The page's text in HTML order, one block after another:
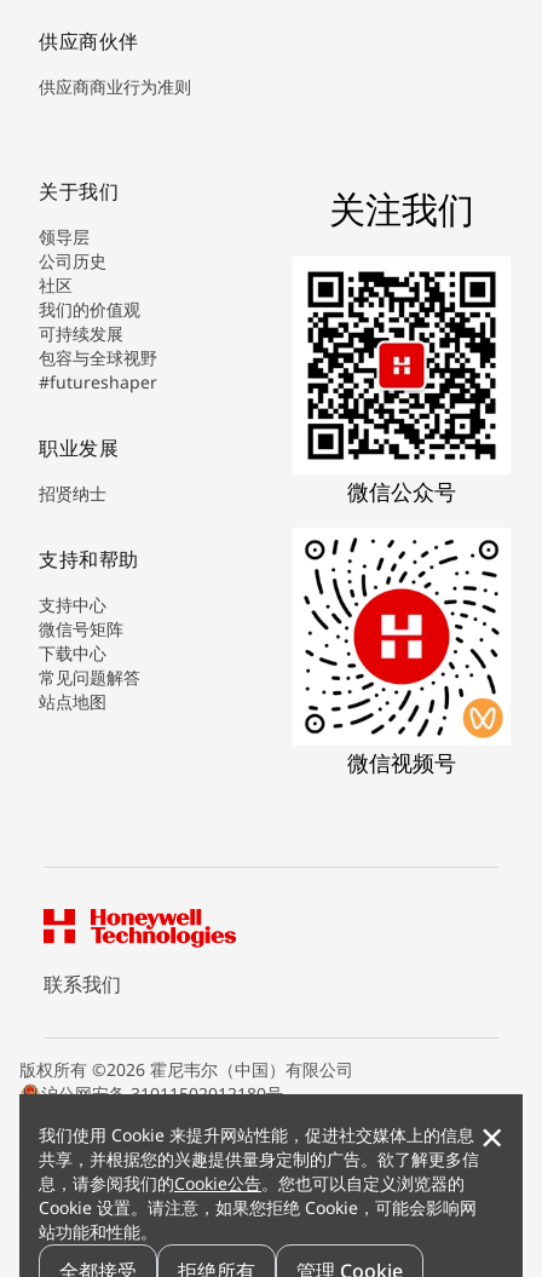
我们使用 Cookie 来提升网站性能，促进社交媒体上的信息
共享，并根据您的兴趣提供量身定制的广告。欲了解更多信
息，请参阅我们的Cookie公告。您也可以自定义浏览器的
Cookie 设置。请注意，如果您拒绝 Cookie，可能会影响网
站功能和性能。
全都接受 拒绝所有 管理 Cookie
×
供应商伙伴
供应商商业行为准则
关于我们
领导层
公司历史
社区
我们的价值观
可持续发展
包容与全球视野
#futureshaper
职业发展
招贤纳士
支持和帮助
支持中心
微信号矩阵
下载中心
常见问题解答
站点地图
关注我们
微信公众号
微信视频号
联系我们
版权所有 ©2026 霍尼韦尔（中国）有限公司
沪公网安备 31011502012180号
条款条约
隐私声明
您的隐私选项
霍尼韦尔科技Cookie通知
退订
漏洞报告